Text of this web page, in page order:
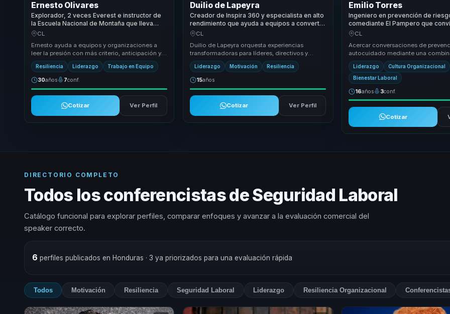
Ernesto Olivares
Explorador, 2 veces Everest e instructor de
la Escuela Nacional de Montaña que lleva
seguridad y resiliencia a equipos bajo
CL
Ernesto ayuda a equipos y organizaciones a
leer la presión con más criterio, anticipación y
disciplina. Desde la montaña traduce
segurida...
Resiliencia Liderazgo Trabajo en Equipo
30años 7conf.
Cotizar Ver Perfil
Duilio de Lapeyra
Creador de Inspira 360 y especialista en alto
rendimiento que ayuda a equipos a convertir
disciplina deportiva en resiliencia, motivación
CL
Duilio de Lapeyra orquesta experiencias
transformadoras para líderes, directivos y
responsables de equipos, permitiéndoles dejar
atrás eq...
Liderazgo Motivación Resiliencia
15años
Cotizar Ver Perfil
Emilio Torres
Ingeniero en prevención de
comediante El Pampero que
ocupacional y humor educativo en
CL
Acercar conversaciones de
autocuidado mediante una
verificable de experiencia en
riesgos, humor y ...
Liderazgo Cultura Organizacional
Bienestar Laboral
16años 3conf.
Cotizar
DIRECTORIO COMPLETO
Todos los conferencistas de Seguridad Laboral
Catálogo funcional para explorar perfiles, comparar enfoques y avanzar a la evaluación comercial del
speaker correcto.
6 perfiles publicados en Honduras · 3 ya priorizados para una evaluación rápida
Todos Motivación Resiliencia Seguridad Laboral Liderazgo Resiliencia Organizacional